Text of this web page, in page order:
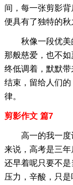
间，每一张剪影
便具有了独特的秋
秋像一段优美
那般慈爱，也不
终低调着，默默
结束，留给人们
律。
剪影作文 篇7
高一的我一度
来说，高考是三年
还早着呢只要不
压力，辛酸，只